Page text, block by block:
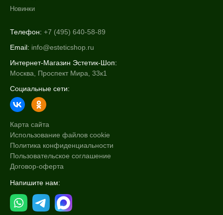
Новинки
Телефон: +7 (495) 640-58-89
Email: info@esteticshop.ru
Интернет-Магазин Эстетик-Шоп:
Москва, Проспект Мира, 33к1
Социальные сети:
Карта сайта
Использование файлов cookie
Политика конфиденциальности
Пользовательское соглашение
Договор-оферта
Напишите нам: